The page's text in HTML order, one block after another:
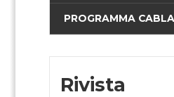
PROGRAMMA
Rivista